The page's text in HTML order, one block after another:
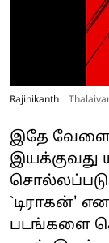
Rajinikanth
இதே
இயக்குவது
`டிராகன்'
படங்களை